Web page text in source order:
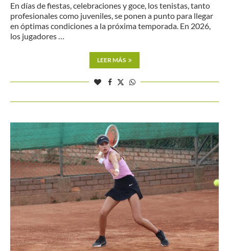
En días de fiestas, celebraciones y goce, los tenistas, tanto
profesionales como juveniles, se ponen a punto para llegar
en óptimas condiciones a la próxima temporada. En 2026,
los jugadores …
LEER MÁS